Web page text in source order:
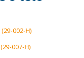
(29-002-H)
(29-007-H)